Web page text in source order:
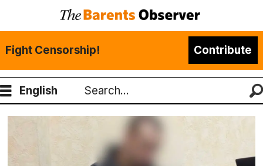
Fight Censorship! Contribute
English
Search